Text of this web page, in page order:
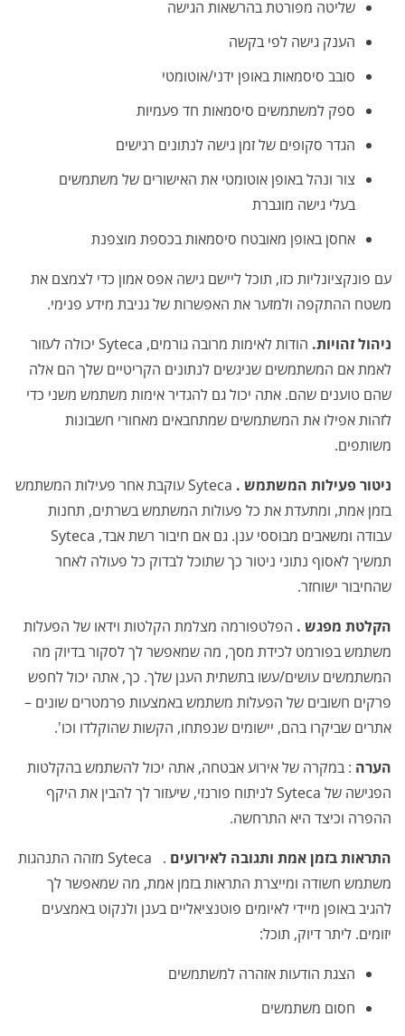
שליטה מפורטת בהרשאות הגישה
הענק גישה לפי בקשה
סובב סיסמאות באופן ידני/אוטומטי
ספק למשתמשים סיסמאות חד פעמיות
הגדר סקופים של זמן גישה לנתונים רגישים
צור ונהל באופן אוטומטי את האישורים של משתמשים
בעלי גישה מוגברת
אחסן באופן מאובטח סיסמאות בכספת מוצפנת
עם פונקציונליות כזו, תוכל ליישם גישה אפס אמון כדי לצמצם את
משטח ההתקפה ולמזער את האפשרות של גניבת מידע פנימי.
ניהול זהויות.
הודות לאימות מרובה גורמים, Syteca יכולה לעזור
לאמת אם המשתמשים שניגשים לנתונים הקריטיים שלך הם אלה
שהם טוענים שהם. אתה יכול גם להגדיר אימות משתמש משני כדי
לזהות אפילו את המשתמשים שמתחבאים מאחורי חשבונות
משותפים.
ניטור פעילות המשתמש .
Syteca עוקבת אחר פעילות המשתמש
בזמן אמת, ומתעדת את כל פעולות המשתמש בשרתים, תחנות
עבודה ומשאבים מבוססי ענן. גם אם חיבור רשת אבד, Syteca
תמשיך לאסוף נתוני ניטור כך שתוכל לבדוק כל פעולה לאחר
שהחיבור ישוחזר.
הקלטת מפגש . הפלטפורמה מצלמת הקלטות וידאו של הפעלות
משתמש בפורמט לכידת מסך, מה שמאפשר לך לסקור בדיוק מה
המשתמשים עושים/עשו בתשתית הענן שלך. כך, אתה יכול לחפש
פרקים חשובים של הפעלות משתמש באמצעות פרמטרים שונים –
אתרים שביקרו בהם, יישומים שנפתחו, הקשות שהוקלדו וכו'.
הערה : במקרה של אירוע אבטחה, אתה יכול להשתמש בהקלטות
הפגישה של Syteca לניתוח פורנזי, שיעזור לך להבין את היקף
ההפרה וכיצד היא התרחשה.
התראות בזמן אמת ותגובה לאירועים .
Syteca מזהה התנהגות
משתמש חשודה ומייצרת התראות בזמן אמת, מה שמאפשר לך
להגיב באופן מיידי לאיומים פוטנציאליים בענן ולנקוט באמצעים
יזומים. ליתר דיוק, תוכל:
הצגת הודעות אזהרה למשתמשים
חסום משתמשים